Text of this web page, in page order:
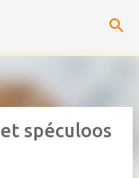
spéculoos